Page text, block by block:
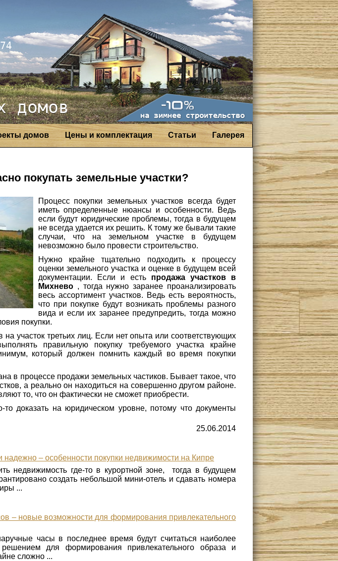
домов
Галерея
Статьи
Цены и комплектация
домов
покупать земельные участки?
Процесс покупки земельных участков всегда будет
иметь определенные нюансы и особенности. Ведь
если будут юридические проблемы, тогда в будущем
не всегда удается их решить. К тому же бывали такие
случаи, что на земельном участке в будущем
невозможно было провести строительство.
Нужно крайне тщательно подходить к процессу
оценки земельного участка и оценке в будущем всей
документации. Если и есть продажа участков в
Михнево , тогда нужно заранее проанализировать
весь ассортимент участков. Ведь есть вероятность,
что при покупке будут возникать проблемы разного
вида и если их заранее предупредить, тогда можно
покупки.
участок третьих лиц. Если нет опыта или соответствующих
правильную покупку требуемого участка крайне
который должен помнить каждый во время покупки
в процессе продажи земельных частиков. Бывает такое, что
а реально он находиться на совершенно другом районе.
то, что он фактически не сможет приобрести.
доказать на юридическом уровне, потому что документы
25.06.2014
надежно – особенности покупки недвижимости на Кипре
недвижимость где-то в курортной зоне, тогда в будущем
создать небольшой мини-отель и сдавать номера
...
– новые возможности для формирования привлекательного
часы в последнее время будут считаться наиболее
для формирования привлекательного образа и
сложно ...